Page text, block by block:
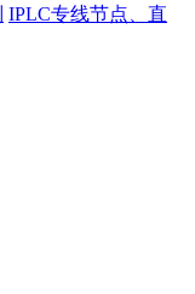
IPLC专线节点、直